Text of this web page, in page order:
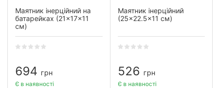
Маятник інерційний на
батарейках (21×17×11
см)
694 грн
Є в наявності
Маятник інерційний
(25×22.5×11 см)
526 грн
Є в наявності